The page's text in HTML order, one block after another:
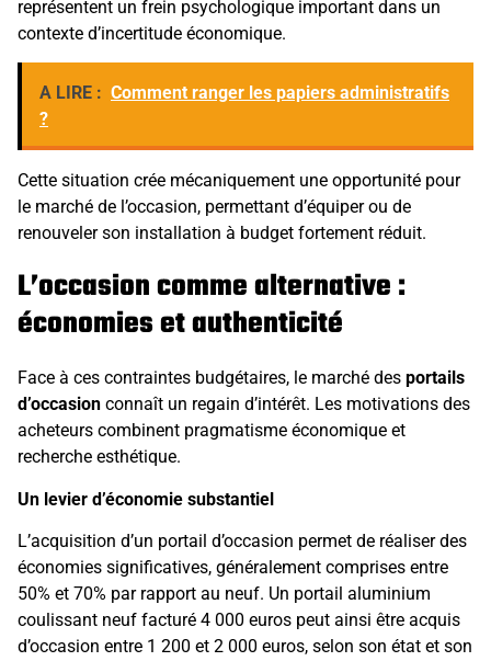
représentent un frein psychologique important dans un
contexte d’incertitude économique.
A LIRE : Comment ranger les papiers administratifs
?
Cette situation crée mécaniquement une opportunité pour
le marché de l’occasion, permettant d’équiper ou de
renouveler son installation à budget fortement réduit.
L’occasion comme alternative :
économies et authenticité
Face à ces contraintes budgétaires, le marché des portails
d’occasion connaît un regain d’intérêt. Les motivations des
acheteurs combinent pragmatisme économique et
recherche esthétique.
Un levier d’économie substantiel
L’acquisition d’un portail d’occasion permet de réaliser des
économies significatives, généralement comprises entre
50% et 70% par rapport au neuf. Un portail aluminium
coulissant neuf facturé 4 000 euros peut ainsi être acquis
d’occasion entre 1 200 et 2 000 euros, selon son état et son